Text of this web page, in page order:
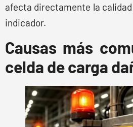
afecta directamente la calidad
indicador.
Causas más
celda de carga